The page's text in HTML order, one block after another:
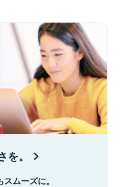
。
ムーズに。